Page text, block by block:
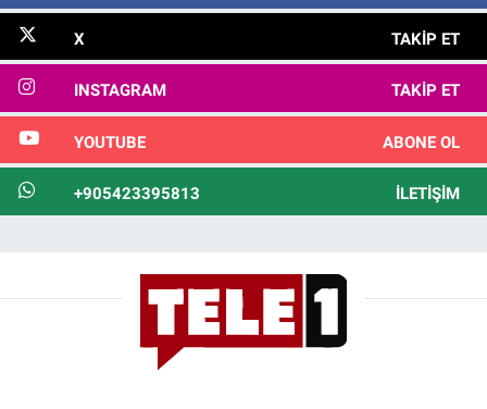
X TAKIP ET
INSTAGRAM TAKIP ET
YOUTUBE ABONE OL
+905423395813 İLETIŞIM